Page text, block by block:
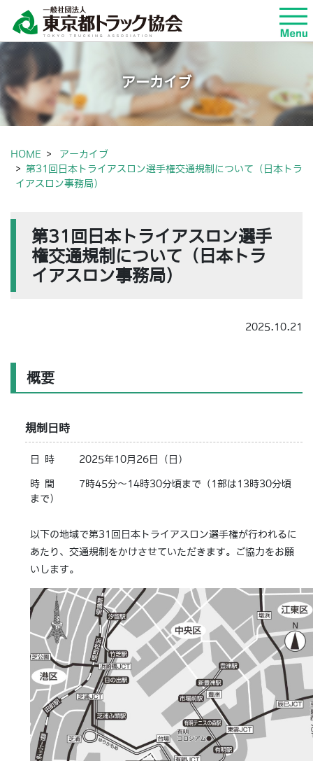
アーカイブ
HOME
アーカイブ
第31回日本トライアスロン選手権交通規制について（日本トラ
イアスロン事務局）
第31回日本トライアスロン選手
権交通規制について（日本トラ
イアスロン事務局）
2025.10.21
概要
規制日時
日時 2025年10月26日（日）
時間
7時45分～14時30分頃まで（1部は13時30分頃
まで）
以下の地域で第31回日本トライアスロン選手権が行われるに
あたり、交通規制をかけさせていただきます。ご協力をお願
いします。